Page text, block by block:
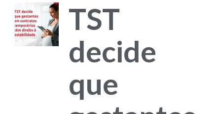
TST
decide
que